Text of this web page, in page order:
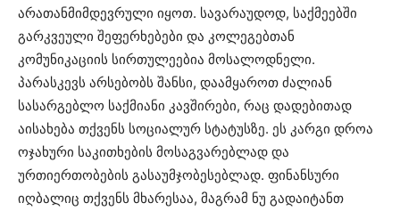
არათანმიმდევრული იყოთ. სავარაუდოდ, საქმეებში
გარკვეული შეფერხებები და კოლეგებთან
კომუნიკაციის სირთულეებია მოსალოდნელი.
პარასკევს არსებობს შანსი, დაამყაროთ ძალიან
სასარგებლო საქმიანი კავშირები, რაც დადებითად
აისახება თქვენს სოციალურ სტატუსზე. ეს კარგი დროა
ოჯახური საკითხების მოსაგვარებლად და
ურთიერთობების გასაუმჯობესებლად. ფინანსური
იღბალიც თქვენს მხარესაა, მაგრამ ნუ გადაიტანთ